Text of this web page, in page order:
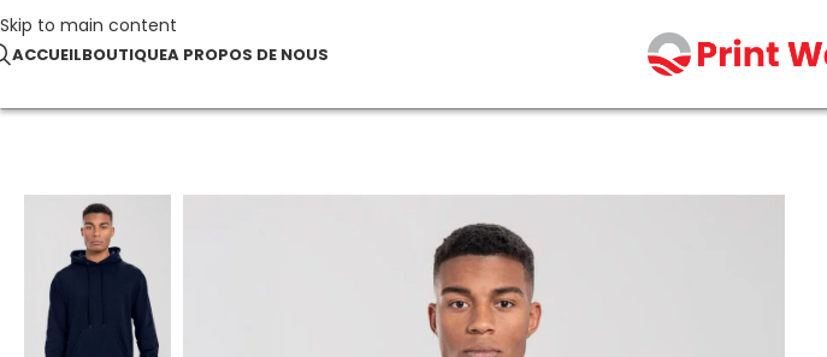
Skip to main content
ACCUEILBOUTIQUEA PROPOS DE NOUS